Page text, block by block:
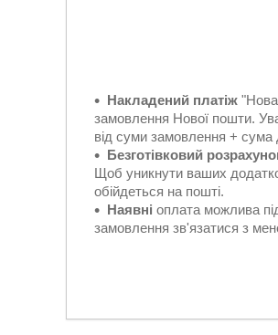
Накладений платіж
замовлення Нової пошти.
від суми замовлення + сума
Безготівковий
Щоб уникнути ваших
обійдеться на пошті.
Наявні оплата можлива
замовлення зв'язатися з